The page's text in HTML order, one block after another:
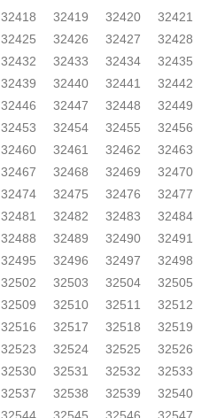
32418 32419 32420
32421
32425 32426 32427
32428
32432 32433 32434
32435
32439 32440 32441
32442
32446 32447 32448
32449
32453 32454 32455
32456
32460 32461 32462
32463
32467 32468 32469
32470
32474 32475 32476
32477
32481 32482 32483
32484
32488 32489 32490
32491
32495 32496 32497
32498
32502 32503 32504
32505
32509 32510 32511
32512
32516 32517 32518
32519
32523 32524 32525
32526
32530 32531 32532
32533
32537 32538 32539
32540